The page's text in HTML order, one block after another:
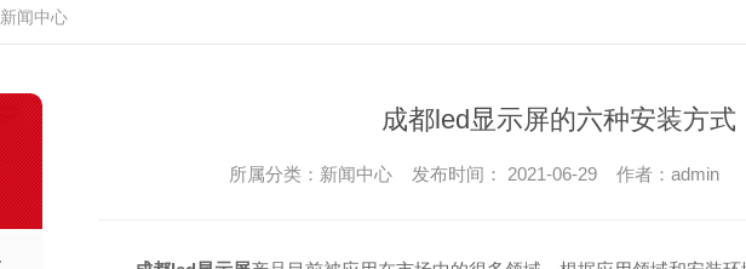
新闻中心
成都led显示屏的六种安装方式
所属分类：新闻中心 发布时间： 2021-06-29 作者：admin